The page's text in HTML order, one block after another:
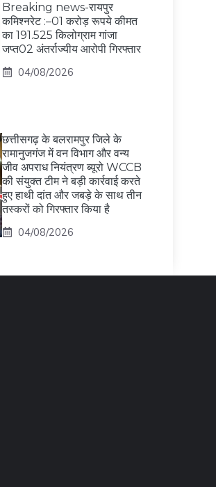
Breaking news-रायपुर
कमिश्नरेट :–01 करोड़ रूपये कीमत
का 191.525 किलोग्राम गांजा
जप्त02 अंतर्राज्यीय आरोपी गिरफ्तार
04/08/2026
छत्तीसगढ़ के बलरामपुर जिले के
रामानुजगंज में वन विभाग और वन्य
जीव अपराध नियंत्रण ब्यूरो WCCB
की संयुक्त टीम ने बड़ी कार्रवाई करते
हुए हाथी दांत और जबड़े के साथ तीन
तस्करों को गिरफ्तार किया है
04/08/2026